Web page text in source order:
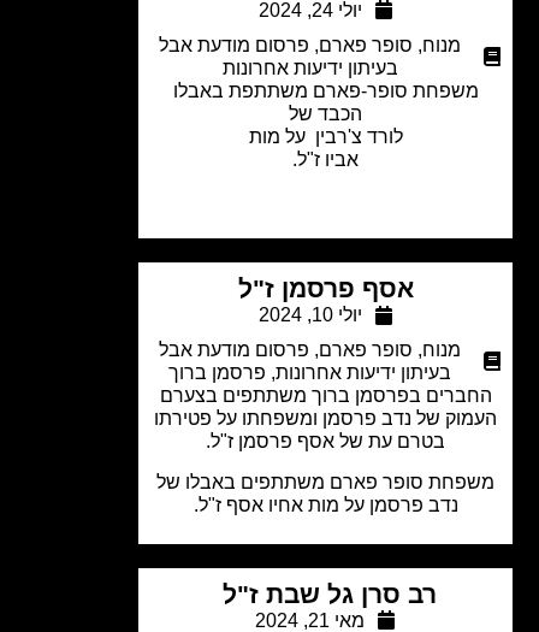
מנוח, סופר פארם,פרסום מודעת אבל
בעיתון ידיעות אחרונות
סופר-פארם משתתפת באבלו
הכבד של
לורד צ'רבין על מות
אביו ז"ל.
אסף פרסמן ז"ל
מנוח, סופר פארם,פרסום מודעת אבל
בעיתון ידיעות אחרונות,פרסמן ברוך
בפרסמן ברוך משתתפים בצערם
של נדב פרסמן ומשפחתו על פטירתו
בטרם עת של אסף פרסמן ז"ל.
סופר פארם משתתפים באבלו של
נדב פרסמן על מות אחיו אסף ז"ל.
רב סרן גל שבת ז"ל
מאי 21, 2024